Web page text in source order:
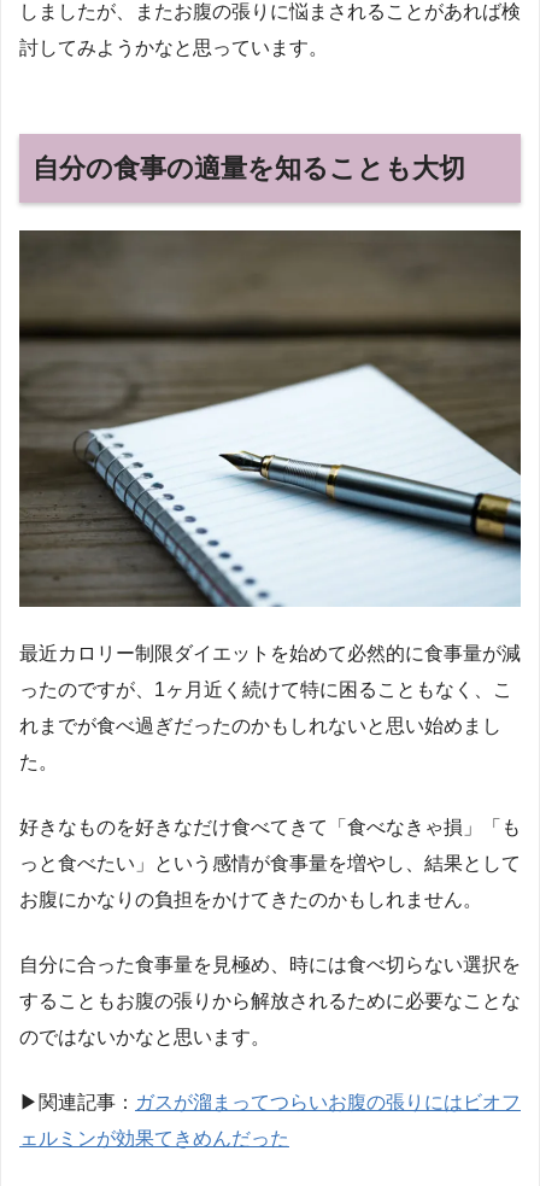
しましたが、またお腹の張りに悩まされることがあれば検
討してみようかなと思っています。
自分の食事の適量を知ることも大切
最近カロリー制限ダイエットを始めて必然的に食事量が減
ったのですが、1ヶ月近く続けて特に困ることもなく、こ
れまでが食べ過ぎだったのかもしれないと思い始めまし
た。
好きなものを好きなだけ食べてきて「食べなきゃ損」「も
っと食べたい」という感情が食事量を増やし、結果として
お腹にかなりの負担をかけてきたのかもしれません。
自分に合った食事量を見極め、時には食べ切らない選択を
することもお腹の張りから解放されるために必要なことな
のではないかなと思います。
▶︎関連記事： ガスが溜まってつらいお腹の張りにはビオフ
ェルミンが効果てきめんだった